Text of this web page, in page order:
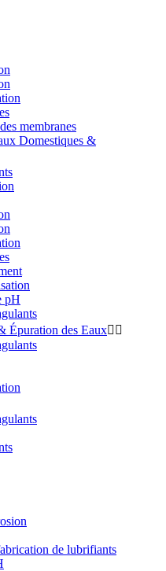
membranes
Domestiques &
pH
Épuration des Eaux 
de lubrifiants